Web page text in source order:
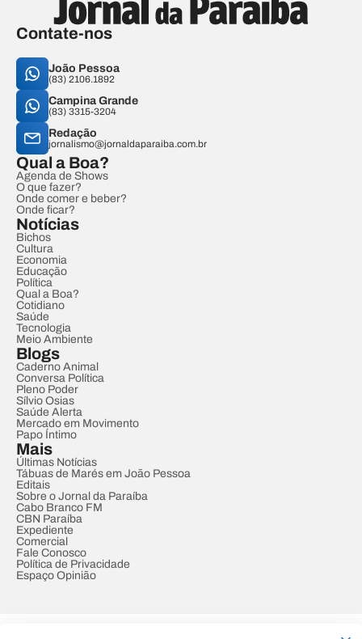
Contate-nos
João Pessoa
(83) 2106.1892
Campina Grande
(83) 3315-3204
Redação
jornalismo@jornaldaparaiba.com.br
Qual a Boa?
Agenda de Shows
O que fazer?
Onde comer e beber?
Onde ficar?
Notícias
Bichos
Cultura
Economia
Educação
Política
Qual a Boa?
Cotidiano
Saúde
Tecnologia
Meio Ambiente
Blogs
Caderno Animal
Conversa Política
Pleno Poder
Sílvio Osias
Saúde Alerta
Mercado em Movimento
Papo Íntimo
Mais
Últimas Notícias
Tábuas de Marés em João Pessoa
Editais
Sobre o Jornal da Paraíba
Cabo Branco FM
CBN Paraíba
Expediente
Comercial
Fale Conosco
Política de Privacidade
Espaço Opinião